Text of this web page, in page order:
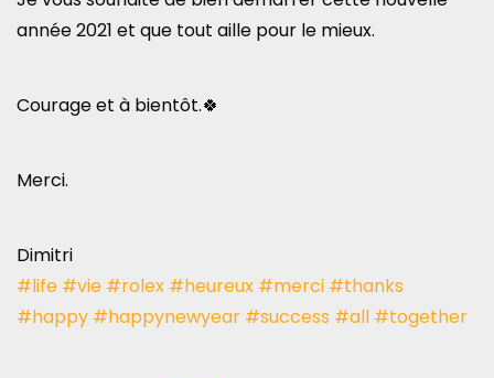
année 2021 et que tout aille pour le mieux.
Courage et à bientôt.🍀
Merci.
Dimitri
#life #vie #rolex #heureux #merci #thanks
#happy #happynewyear #success #all #together